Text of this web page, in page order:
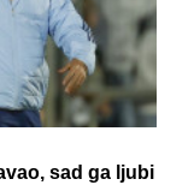
sad ga ljubi